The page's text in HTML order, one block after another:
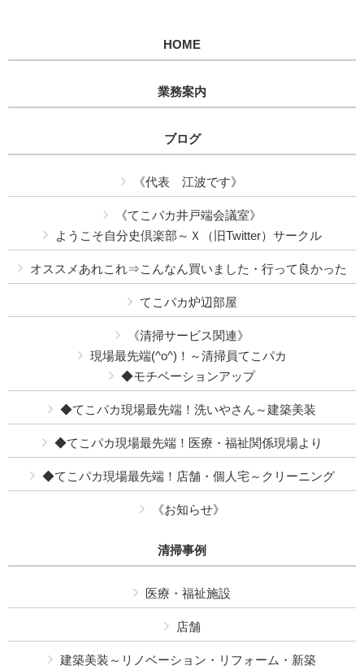
HOME
業務案内
ブログ
《代表 江波です》
《てこパカ井戸端会議室》
ようこそ自分史倶楽部～Ｘ（旧Twitter）サークル
オススメあれこれ⇒こんなん買いました・行って良かった
てこパカ炉辺部屋
《清掃サービス関連》
現場最先端(^o^)！～清掃員てこパカ
◆モチベーションアップ
◆てこパカ現場最先端！洗いやさん～建築美装
◆てこパカ現場最先端！医療・福祉関係現場より
◆てこパカ現場最先端！店舗・個人宅～クリーニング
《お知らせ》
清掃事例
医療・福祉施設
店舗
建築美装～リノベーション・リフォーム・新築